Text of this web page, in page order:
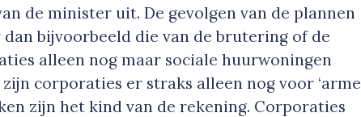
de minister uit. De gevolgen van de plannen
bijvoorbeeld die van de brutering of de
alleen nog maar sociale huurwoningen
corporaties er straks alleen nog voor ‘arme
zijn het kind van de rekening. Corporaties